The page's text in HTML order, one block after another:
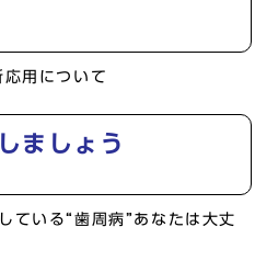
用について
ましょう
ている“歯周病”あなたは大丈